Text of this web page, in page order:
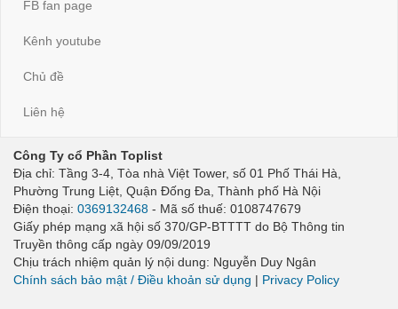
FB fan page
Kênh youtube
Chủ đề
Liên hệ
Công Ty cổ Phần Toplist
Địa chỉ: Tầng 3-4, Tòa nhà Việt Tower, số 01 Phố Thái Hà,
Phường Trung Liệt, Quận Đống Đa, Thành phố Hà Nội
Điện thoại: 0369132468 - Mã số thuế: 0108747679
Giấy phép mạng xã hội số 370/GP-BTTTT do Bộ Thông tin
Truyền thông cấp ngày 09/09/2019
Chịu trách nhiệm quản lý nội dung: Nguyễn Duy Ngân
Chính sách bảo mật / Điều khoản sử dụng | Privacy Policy